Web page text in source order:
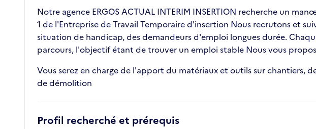
Notre agence ERGOS ACTUAL INTERIM INSERTION recherche un
1 de l'Entreprise de Travail Temporaire d'insertion Nous recrutons et
situation de handicap, des demandeurs d'emploi longues durée.
parcours, l'objectif étant de trouver un emploi stable Nous vous
Vous serez en charge de l'apport du matériaux et outils sur chantiers,
de démolition
Profil recherché et prérequis